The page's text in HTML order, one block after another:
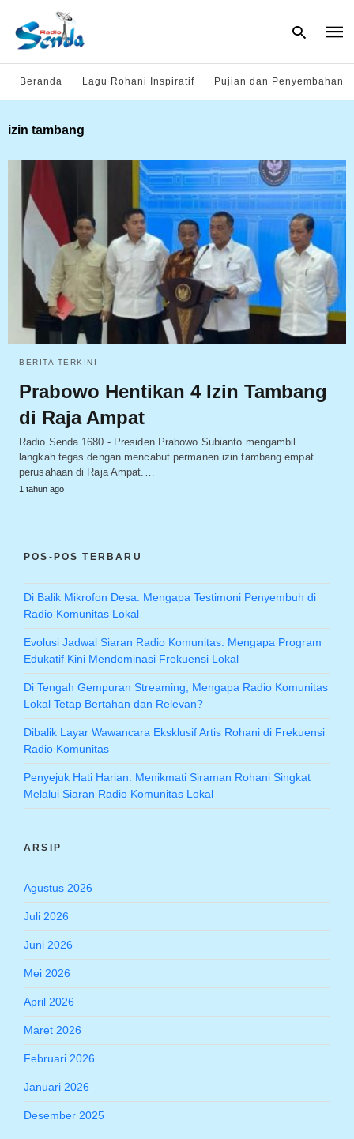
and
hit
Beranda Lagu Rohani Inspiratif Pujian dan Penyembahan
izin tambang
BERITA TERKINI
Prabowo Hentikan 4 Izin Tambang
di Raja Ampat
Radio Senda 1680 - Presiden Prabowo Subianto mengambil
langkah tegas dengan mencabut permanen izin tambang empat
perusahaan di Raja Ampat.…
1 tahun ago
POS-POS TERBARU
Di Balik Mikrofon Desa: Mengapa Testimoni Penyembuh di
Radio Komunitas Lokal
Evolusi Jadwal Siaran Radio Komunitas: Mengapa Program
Edukatif Kini Mendominasi Frekuensi Lokal
Di Tengah Gempuran Streaming, Mengapa Radio Komunitas
Lokal Tetap Bertahan dan Relevan?
Dibalik Layar Wawancara Eksklusif Artis Rohani di Frekuensi
Radio Komunitas
Penyejuk Hati Harian: Menikmati Siraman Rohani Singkat
Melalui Siaran Radio Komunitas Lokal
ARSIP
Agustus 2026
Juli 2026
Juni 2026
Mei 2026
April 2026
Maret 2026
Februari 2026
Januari 2026
Desember 2025